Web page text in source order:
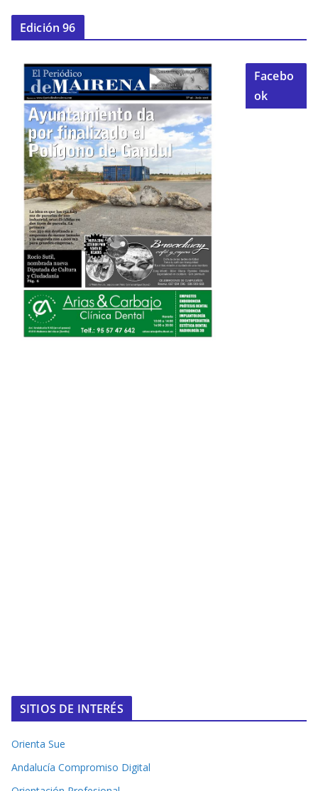
Edición 96
Facebo
ok
SITIOS DE INTERÉS
Orienta Sue
Andalucía Compromiso Digital